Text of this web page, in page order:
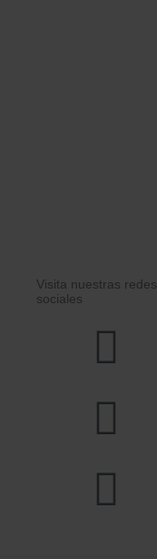
Visita nuestras redes
sociales